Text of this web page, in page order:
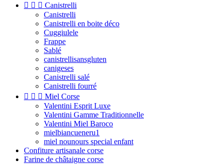
   Canistrelli
Canistrelli
Canistrelli en boite déco
Cuggiulele
Frappe
Sablé
canistrellisansgluten
canigeses
Canistrelli salé
Canistrelli fourré
   Miel Corse
Valentini Esprit Luxe
Valentini Gamme Traditionnelle
Valentini Miel Baroco
mielbiancueneru1
miel nounours special enfant
Confiture artisanale corse
Farine de châtaigne corse